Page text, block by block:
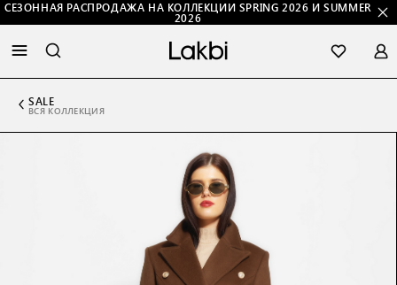
СЕЗОННАЯ РАСПРОДАЖА НА КОЛЛЕКЦИИ SPRING 2026 И SUMMER
2026
SALE
ВСЯ КОЛЛЕКЦИЯ